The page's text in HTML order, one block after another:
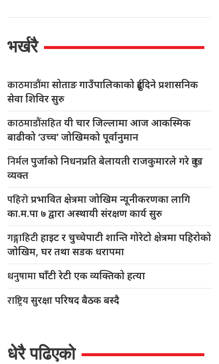
भर्खरै
काठमाडौंमासोताङ गाउँपालिकाको दुईदिने प्रशासनिक
सेवा शिविर सुरु
काठमाडौंसहितयी चार जिल्लामा आज आकस्मिक
बाढीको ‘उच्च’ जोखिमको पूर्वानुमान
निर्मलपुर्जाको निधनप्रति बेलायती राजकुमारले गरे दुःख
व्यक्त
पहिरोप्रभावित क्षेत्रमा जोखिम न्यूनीकरणका लागि
का.म.पा ७ द्वारा अस्थायी संरक्षण कार्य सुरु
गङ्गाहिटीहाइट र चुच्चेपाटी शान्ति गोरेटो क्षेत्रमा पहिरोको
जोखिम, घर तथा सडक धरापमा
धनुषामाघाँटी रेटी एक व्यक्तिको हत्या
राष्ट्रियसुरक्षा परिषद बैठक बस्दै
धेरै पढिएको